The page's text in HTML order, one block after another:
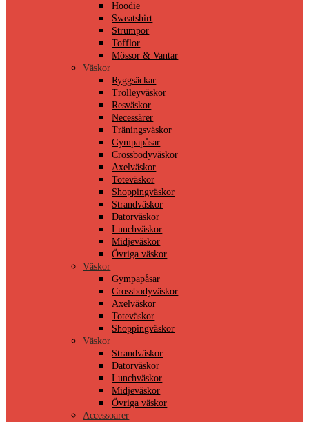
Hoodie
Sweatshirt
Strumpor
Tofflor
Mössor & Vantar
Väskor
Ryggsäckar
Trolleyväskor
Resväskor
Necessärer
Träningsväskor
Gympapåsar
Crossbodyväskor
Axelväskor
Toteväskor
Shoppingväskor
Strandväskor
Datorväskor
Lunchväskor
Midjeväskor
Övriga väskor
Väskor
Gympapåsar
Crossbodyväskor
Axelväskor
Toteväskor
Shoppingväskor
Väskor
Strandväskor
Datorväskor
Lunchväskor
Midjeväskor
Övriga väskor
Accessoarer